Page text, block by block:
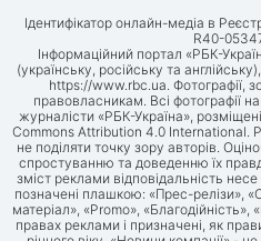
Ідентифікатор онлайн-медіа в
R40-
Інформаційний портал «РБК-
(українську, російську та
https://www.rbc.ua. Фотографії,
правовласникам. Всі фотографії
журналісти «РБК-Україна»,
Commons Attribution 4.0 International.
не поділяти точку зору авторів.
спростуванню та доведенню їх
зміст реклами відповідальність
позначені плашкою: «Прес-релізи»,
матеріал», «Promo»,
правах реклами і призначені, як